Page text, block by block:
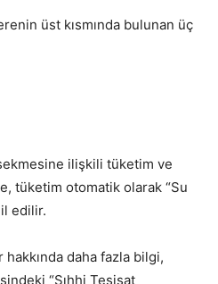
üst kısmında bulunan üç
ilişkili tüketim ve
tüketim otomatik olarak “Su
edilir.
daha fazla bilgi,
“Sıhhi Tesisat